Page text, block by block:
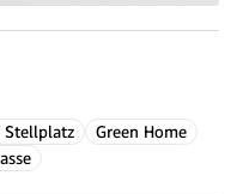
Stellplatz
Green Home